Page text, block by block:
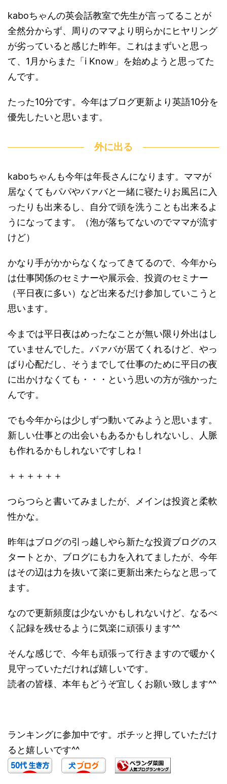
kaboちゃんの英会話教室で先生が言ってることが
全然分からず、周りのママより明らかにヒヤリング
が劣っていると感じた昨年。これはまずいと思っ
て、1月からまた「i Know」を始めようと思ってた
んです。
たった10分です。今年はブログ更新より英語10分を
優先したいと思います。
外に出る
kaboちゃんも今年は年長さんになります。ママが
居なくてもパパやバァバと一緒に寝たりお風呂に入
ったりも出来るし、自分で頭を洗うことも出来るよ
うになってます。（泡が落ちてないのでママが流す
けど）
かなり手がかからなくなってきてるので、今年から
は仕事関係のセミナーや展示会、投資のセミナー
（平日夜に多い）など出来るだけ参加していこうと
思います。
今までは平日夜はめったなことが無い限り外出はし
ていませんでした。バァバが居てくれるけど、やっ
ぱり心配だし、そうまでして仕事のために平日の夜
に出かけなくても・・・という思いの方が強かった
んです。
でも今年からは少しずつ動いてみようと思います。
新しい仕事との出会いもあるかもしれないし、人脈
も作れるかもしれないですしね！
＋＋＋＋＋＋
つらつらと書いてみましたが、メインは投資と柔軟
性かな。
昨年はブログの引っ越しやら新たな投資ブログのス
タートとか、ブログにも力を入れてましたが、今年
はその辺は力を抜いて楽に更新出来たらなと思って
ます。
なので更新頻度は少ないかもしれないけど、なるべ
く記録を残せるように気楽に頑張ります^^
そんな感じで、今年も頑張って行きますので暖かく
見守っていただければ嬉しいです。
読者の皆様、本年もどうぞ宜しくお願い致します^^
ランキングに参加中です。ポチッと押していただけ
ると嬉しいです^^